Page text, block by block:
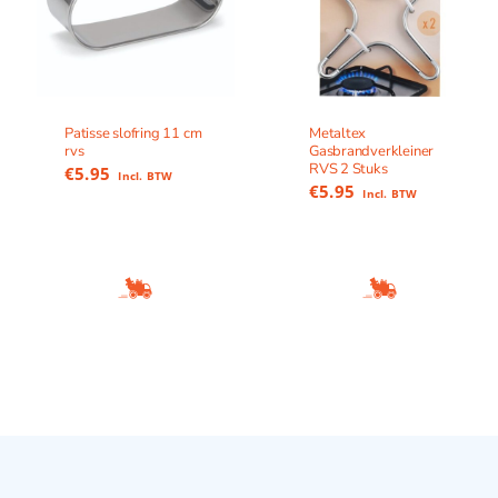
Patisse slofring 11 cm
rvs
€5.95 Incl. BTW
Metaltex
Gasbrandverkleiner
RVS 2 Stuks
€5.95 Incl. BTW